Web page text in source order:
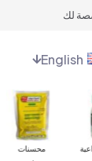
لك
English
مبيدات زراعية